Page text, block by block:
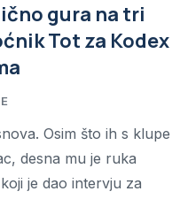
gura na tri
Tot za Kodex
Osim što ih s klupe
desna mu je ruka
je dao intervju za